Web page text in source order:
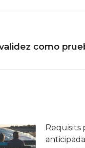
como
Requisits